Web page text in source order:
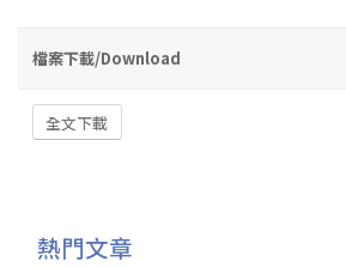
檔案下載/Download
全文下載
熱門文章